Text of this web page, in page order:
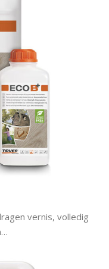
vernis, volledig